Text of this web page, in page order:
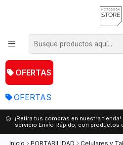
OFERTAS
OFERTAS
¡Retira tus compras en nuestra
servicio Envío Rápido, con productos
Inicio PORTABILIDAD Celulares y